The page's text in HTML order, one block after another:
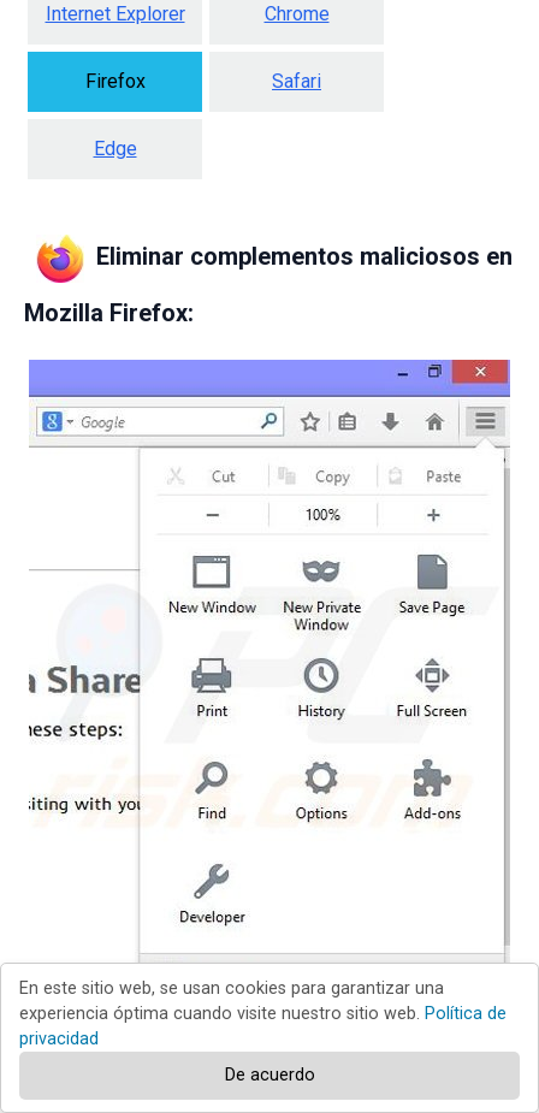
Internet Explorer Chrome
Firefox Safari
Edge
Eliminar complementos maliciosos en
Mozilla Firefox:
En este sitio web, se usan cookies para garantizar una
experiencia óptima cuando visite nuestro sitio web. Política de
privacidad
De acuerdo